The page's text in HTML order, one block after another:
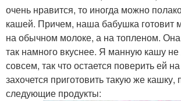
очень нравится, то иногда можно
кашей. Причем, наша бабушка готовит
на обычном молоке, а на топленом. Она
так намного вкуснее. Я манную кашу
совсем, так что остается поверить ей
захочется приготовить такую же кашку,
следующие продукты: